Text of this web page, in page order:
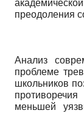
преодоления
Анализ
проблеме
школьников
меньшей